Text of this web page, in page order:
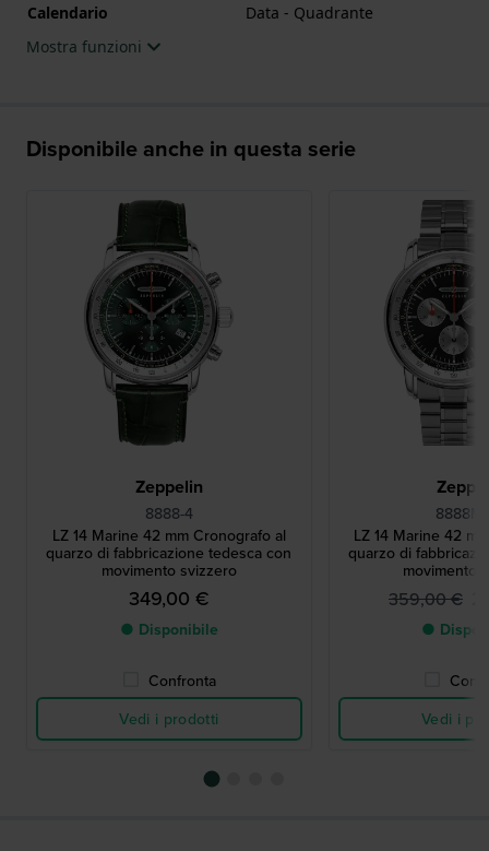
Calendario
Data - Quadrante
Mostra funzioni
Disponibile anche in questa serie
Zeppelin
8888-4
LZ 14 Marine 42 mm Cronografo al
quarzo di fabbricazione tedesca con
movimento svizzero
349,00 €
● Disponibile
Confronta
Vedi i prodotti
LZ 14 Marine 42
quarzo di
movimento
359,00 €
●
Vedi i